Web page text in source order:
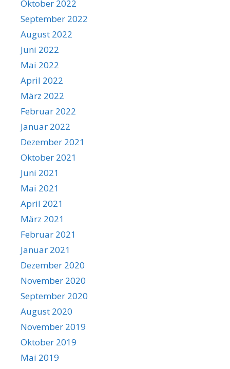
Oktober 2022
September 2022
August 2022
Juni 2022
Mai 2022
April 2022
März 2022
Februar 2022
Januar 2022
Dezember 2021
Oktober 2021
Juni 2021
Mai 2021
April 2021
März 2021
Februar 2021
Januar 2021
Dezember 2020
November 2020
September 2020
August 2020
November 2019
Oktober 2019
Mai 2019